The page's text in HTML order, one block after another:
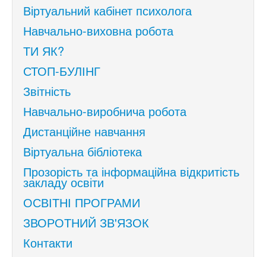
Віртуальний кабінет психолога
Навчально-виховна робота
ТИ ЯК?
СТОП-БУЛІНГ
Звітність
Навчально-виробнича робота
Дистанційне навчання
Віртуальна бібліотека
Прозорість та інформаційна відкритість
закладу освіти
ОСВІТНІ ПРОГРАМИ
ЗВОРОТНИЙ ЗВ'ЯЗОК
Контакти